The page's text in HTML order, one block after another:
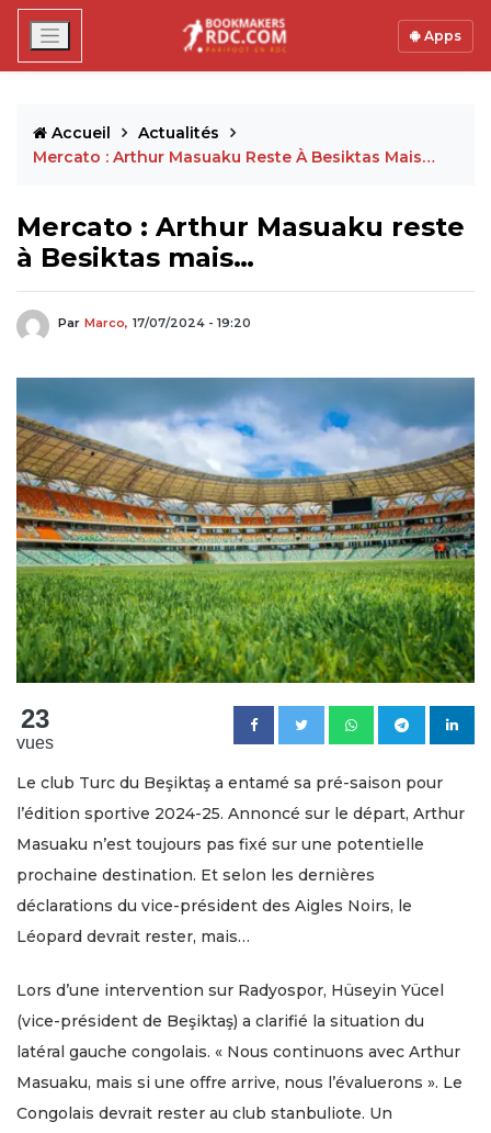
Apps
Accueil
Actualités
Mercato : Arthur Masuaku Reste À Besiktas Mais…
Mercato : Arthur Masuaku reste
à Besiktas mais…
Par Marco, 17/07/2024 - 19:20
23
vues
Le club Turc du Beşiktaş a entamé sa pré-saison pour
l’édition sportive 2024-25. Annoncé sur le départ, Arthur
Masuaku n’est toujours pas fixé sur une potentielle
prochaine destination. Et selon les dernières
déclarations du vice-président des Aigles Noirs, le
Léopard devrait rester, mais…
Lors d’une intervention sur Radyospor, Hüseyin Yücel
(vice-président de Beşiktaş) a clarifié la situation du
latéral gauche congolais. « Nous continuons avec Arthur
Masuaku, mais si une offre arrive, nous l’évaluerons ». Le
Congolais devrait rester au club stanbuliote. Un